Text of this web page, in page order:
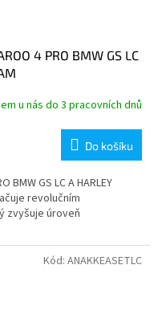
4 PRO BMW GS LC
u nás do 3 pracovních dnů
Do košíku
BMW GS LC A HARLEY
revolučním
zvyšuje úroveň
Kód: ANAKKEASETLC